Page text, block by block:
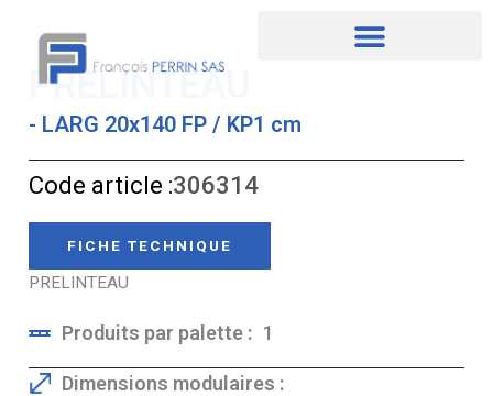
contenuPRELINTEAU
- LARG 20x140 FP / KP1 cm
Code article :306314
FICHE TECHNIQUE
PRELINTEAU
Produits par palette : 1
Dimensions modulaires :